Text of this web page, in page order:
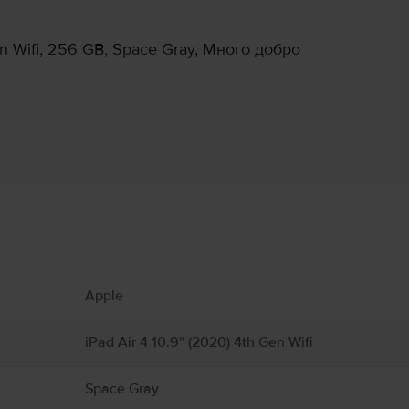
Wifi, 256 GB, Space Gray, Много добро
от метал, стъкло и пластмаса и съдържа чувствителни електронни
контакт с течност. Ако подозирате повреда на iPad или батерията,
музика със слушалки, докато карате велосипед и избягвайте писането на
или слушалки. Използването на повредени кабели и адаптери както и
Apple
iPad Air 4 10.9" (2020) 4th Gen Wifi
Space Gray